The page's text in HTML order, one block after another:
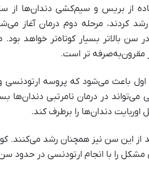
از بریس و سیم‌کشی دندان‌ها از
کردند، مرحله دوم درمان آغاز
سن بالاتر بسیار کوتاه‌تر خواهد
مقرون‌به‌صرفه تر است.
اول باعث می‌شود که پروسه ارتودنسی
در درمان نامرتبی دندان‌ها
این سن نیز همچنان رشد می‌کنند.
ارتودنسی در حدود سن 12 سالگی برطرف